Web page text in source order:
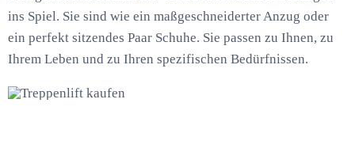
ins Spiel. Sie sind wie ein maßgeschneiderter Anzug oder
ein perfekt sitzendes Paar Schuhe. Sie passen zu Ihnen, zu
Ihrem Leben und zu Ihren spezifischen Bedürfnissen.